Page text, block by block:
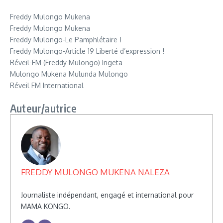
Freddy Mulongo Mukena
Freddy Mulongo Mukena
Freddy Mulongo-Le Pamphlétaire !
Freddy Mulongo-Article 19 Liberté d’expression !
Réveil-FM (Freddy Mulongo) Ingeta
Mulongo Mukena Mulunda Mulongo
Réveil FM International
Auteur/autrice
FREDDY MULONGO MUKENA NALEZA
Journaliste indépendant, engagé et international pour
MAMA KONGO.